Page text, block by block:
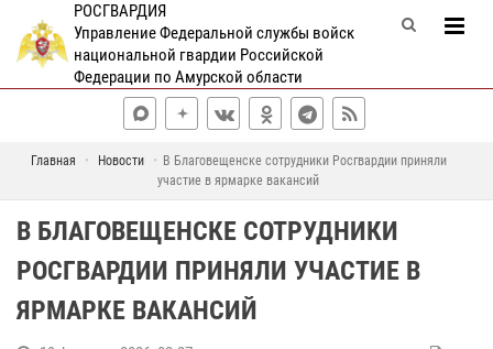
РОСГВАРДИЯ
Управление Федеральной службы войск
национальной гвардии Российской
Федерации по Амурской области
Главная Новости
В Благовещенске сотрудники Росгвардии приняли
участие в ярмарке вакансий
В БЛАГОВЕЩЕНСКЕ СОТРУДНИКИ
РОСГВАРДИИ ПРИНЯЛИ УЧАСТИЕ В
ЯРМАРКЕ ВАКАНСИЙ